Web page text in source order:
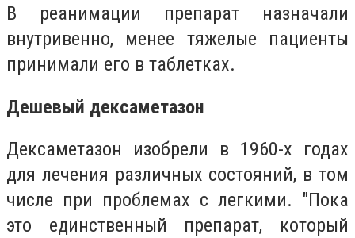
В реанимации препарат назначали
внутривенно, менее тяжелые пациенты
принимали его в таблетках.
Дешевый дексаметазон
Дексаметазон изобрели в 1960-х годах
для лечения различных состояний, в том
числе при проблемах с легкими. "Пока
это единственный препарат, который